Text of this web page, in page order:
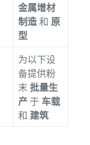
金属增材
制造和 原
型
为以下设
备提供粉
末 批量生
产于 车载
和 建筑